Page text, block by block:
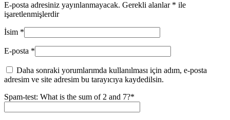
E-posta adresiniz yayınlanmayacak. Gerekli alanlar * ile
işaretlenmişlerdir
İsim *
E-posta *
Daha sonraki yorumlarımda kullanılması için adım, e-posta
adresim ve site adresim bu tarayıcıya kaydedilsin.
Spam-test: What is the sum of 2 and 7?*